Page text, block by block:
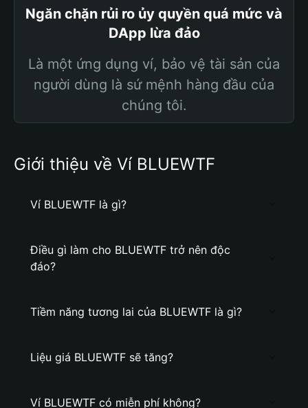
Ngăn chặn rủi ro ủy quyền quá mức và
DApp lừa đảo
Là một ứng dụng ví, bảo vệ tài sản của
người dùng là sứ mệnh hàng đầu của
chúng tôi.
Giới thiệu về Ví BLUEWTF
Ví BLUEWTF là gì?
Điều gì làm cho BLUEWTF trở nên độc
đáo?
Tiềm năng tương lai của BLUEWTF là gì?
Liệu giá BLUEWTF sẽ tăng?
Ví BLUEWTF có miễn phí không?